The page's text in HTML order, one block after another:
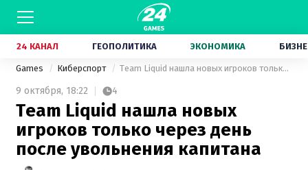
24 КАНАЛ ГЕОПОЛИТИКА ЭКОНОМИКА
Games Киберспорт Team Liquid нашла новых игроков только через день после увольнения капитана
9 октября, 18:22 4
Team Liquid нашла новых
игроков только через день
после увольнения капитана